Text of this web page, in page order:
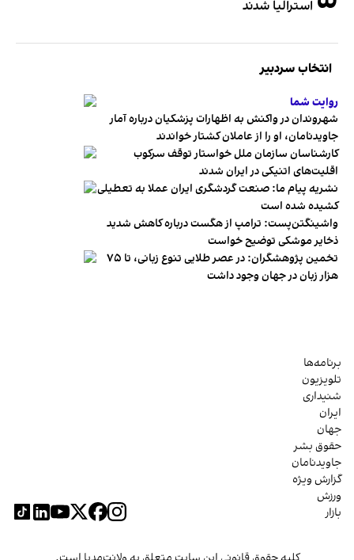
استرالیا شدند
انتخاب سردبیر
روایت شما
شهروندان در واکنش به اظهارات پزشکیان درباره آمار
جاویدنامان، او را از عاملان کشتار خواندند
کارشناسان سازمان ملل خواستار توقف سرکوب
اقلیت‌های اتنیکی در ایران شدند
نشریه پیام ما: صنعت گردشگری ایران عملا به تعطیلی
کشیده شده است
واشینگتن‌پست: ترامپ از هگست درباره کاهش شدید
ذخایر موشکی توضیح خواست
تخمین پژوهشگران: در عصر طلایی تنوع زبانی، تا ۷۵
هزار زبان در جهان وجود داشت
برنامه‌ها
تلویزیون
شنیداری
ایران
جهان
حقوق بشر
جاویدنامان
گزارش ویژه
ورزش
بازار